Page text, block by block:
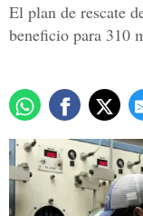
El plan de rescate
beneficio para 310